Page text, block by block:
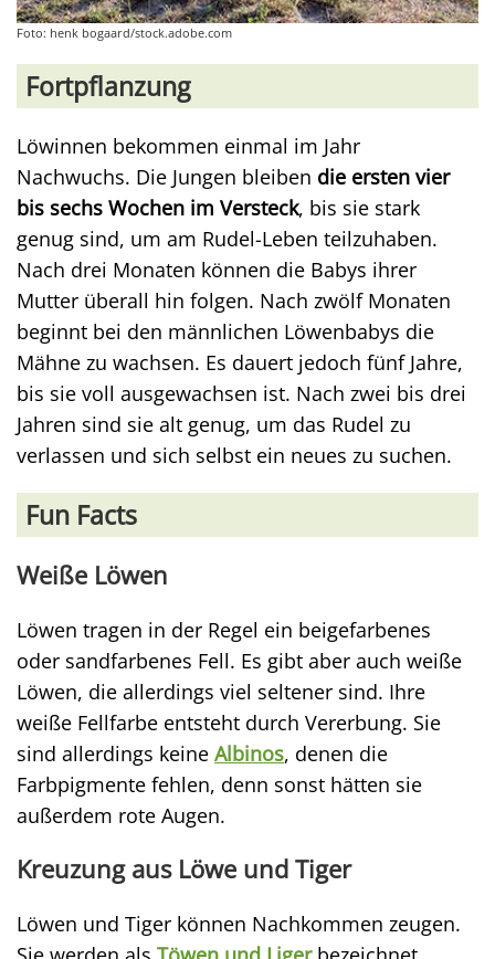
Foto: henk bogaard/stock.adobe.com
Fortpflanzung
Löwinnen bekommen einmal im Jahr
Nachwuchs. Die Jungen bleiben die ersten vier
bis sechs Wochen im Versteck, bis sie stark
genug sind, um am Rudel-Leben teilzuhaben.
Nach drei Monaten können die Babys ihrer
Mutter überall hin folgen. Nach zwölf Monaten
beginnt bei den männlichen Löwenbabys die
Mähne zu wachsen. Es dauert jedoch fünf Jahre,
bis sie voll ausgewachsen ist. Nach zwei bis drei
Jahren sind sie alt genug, um das Rudel zu
verlassen und sich selbst ein neues zu suchen.
Fun Facts
Weiße Löwen
Löwen tragen in der Regel ein beigefarbenes
oder sandfarbenes Fell. Es gibt aber auch weiße
Löwen, die allerdings viel seltener sind. Ihre
weiße Fellfarbe entsteht durch Vererbung. Sie
sind allerdings keine Albinos, denen die
Farbpigmente fehlen, denn sonst hätten sie
außerdem rote Augen.
Kreuzung aus Löwe und Tiger
Löwen und Tiger können Nachkommen zeugen.